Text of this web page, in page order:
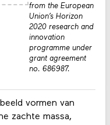
vormen van
zachte massa,
from the European
Union’s Horizon
2020 research and
innovation
programme under
grant agreement
no. 686987.